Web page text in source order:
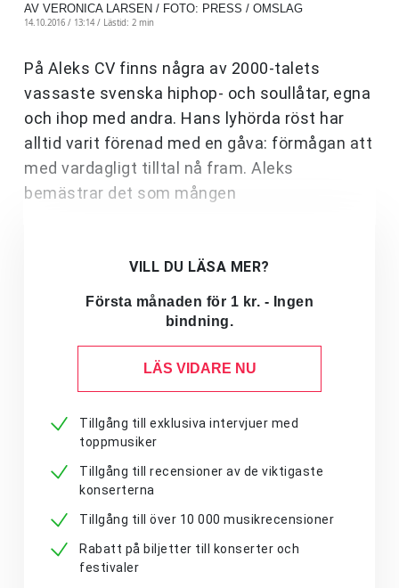
AV VERONICA LARSEN / FOTO: PRESS / OMSLAG
14.10.2016 / 13:14 / Lästid: 2 min
På Aleks CV finns några av 2000-talets
vassaste svenska hiphop- och soullåtar, egna
och ihop med andra. Hans lyhörda röst har
alltid varit förenad med en gåva: förmågan att
med vardagligt tilltal nå fram. Aleks
bemästrar det som mången
VILL DU LÄSA MER?
Första månaden för 1 kr. - Ingen
bindning.
LÄS VIDARE NU
Tillgång till exklusiva intervjuer med
toppmusiker
Tillgång till recensioner av de viktigaste
konserterna
Tillgång till över 10 000 musikrecensioner
Rabatt på biljetter till konserter och
festivaler